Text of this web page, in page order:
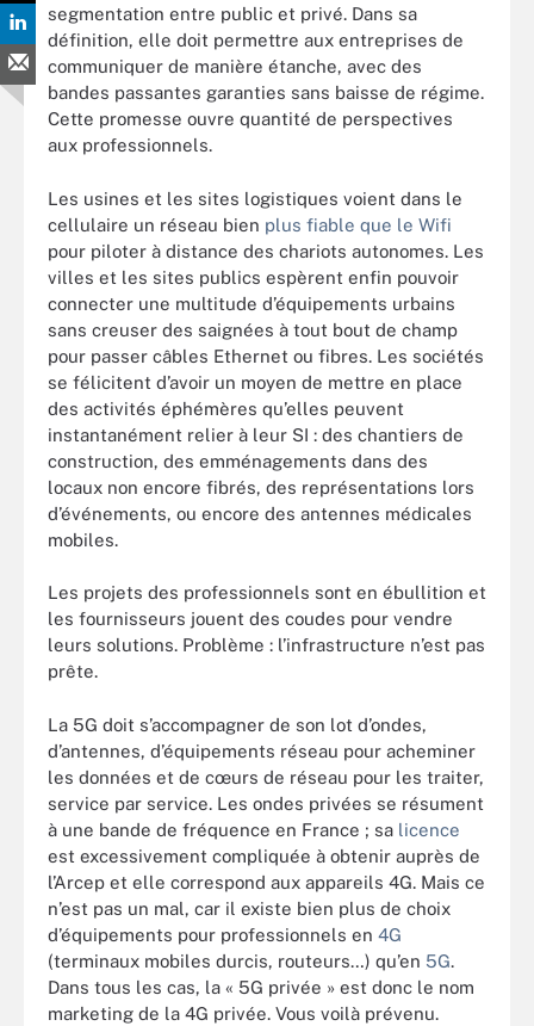
segmentation entre public et privé. Dans sa
définition, elle doit permettre aux entreprises de
communiquer de manière étanche, avec des
bandes passantes garanties sans baisse de régime.
Cette promesse ouvre quantité de perspectives
aux professionnels.
Les usines et les sites logistiques voient dans le
cellulaire un réseau bien plus fiable que le Wifi
pour piloter à distance des chariots autonomes. Les
villes et les sites publics espèrent enfin pouvoir
connecter une multitude d’équipements urbains
sans creuser des saignées à tout bout de champ
pour passer câbles Ethernet ou fibres. Les sociétés
se félicitent d’avoir un moyen de mettre en place
des activités éphémères qu’elles peuvent
instantanément relier à leur SI : des chantiers de
construction, des emménagements dans des
locaux non encore fibrés, des représentations lors
d’événements, ou encore des antennes médicales
mobiles.
Les projets des professionnels sont en ébullition et
les fournisseurs jouent des coudes pour vendre
leurs solutions. Problème : l’infrastructure n’est pas
prête.
La 5G doit s’accompagner de son lot d’ondes,
d’antennes, d’équipements réseau pour acheminer
les données et de cœurs de réseau pour les traiter,
service par service. Les ondes privées se résument
à une bande de fréquence en France ; sa licence
est excessivement compliquée à obtenir auprès de
l’Arcep et elle correspond aux appareils 4G. Mais ce
n’est pas un mal, car il existe bien plus de choix
d’équipements pour professionnels en 4G
(terminaux mobiles durcis, routeurs…) qu’en 5G.
Dans tous les cas, la « 5G privée » est donc le nom
marketing de la 4G privée. Vous voilà prévenu.